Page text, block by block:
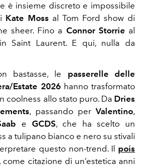
è insieme discreto e impossibile
Kate Moss al Tom Ford show di
sheer. Fino a Connor Storrie al
Saint Laurent. E qui, nulla da
bastasse, le passerelle delle
Estate 2026hanno trasformato
coolness allo stato puro. Da Dries
, passando perValentino,
e GCDS, che ha scelto un
a tulipano bianco e nero su stivali
questo non-trend. Il pois
citazione di un’estetica anni